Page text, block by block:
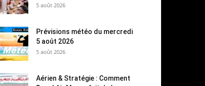
5 août 2026
Prévisions météo du mercredi
5 août 2026
5 août 2026
Aérien & Stratégie : Comment